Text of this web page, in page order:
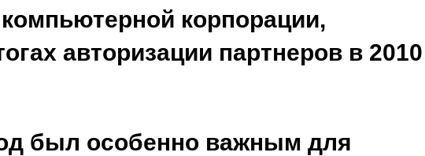
корпорации,
авторизации партнеров в 2010
был особенно важным для